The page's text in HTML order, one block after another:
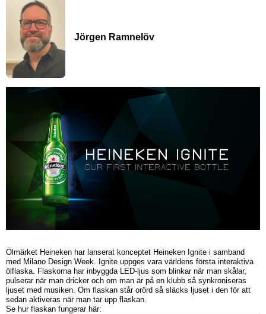
Jörgen Ramnelöv
Ölmärket Heineken har lanserat konceptet Heineken Ignite i samband
med Milano Design Week. Ignite uppges vara världens första interaktiva
ölflaska. Flaskorna har inbyggda LED-ljus som blinkar när man skålar,
pulserar när man dricker och om man är på en klubb så synkroniseras
ljuset med musiken. Om flaskan står orörd så släcks ljuset i den för att
sedan aktiveras när man tar upp flaskan.
Se hur flaskan fungerar här: